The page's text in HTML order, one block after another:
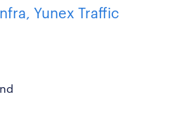
Yunex Traffic